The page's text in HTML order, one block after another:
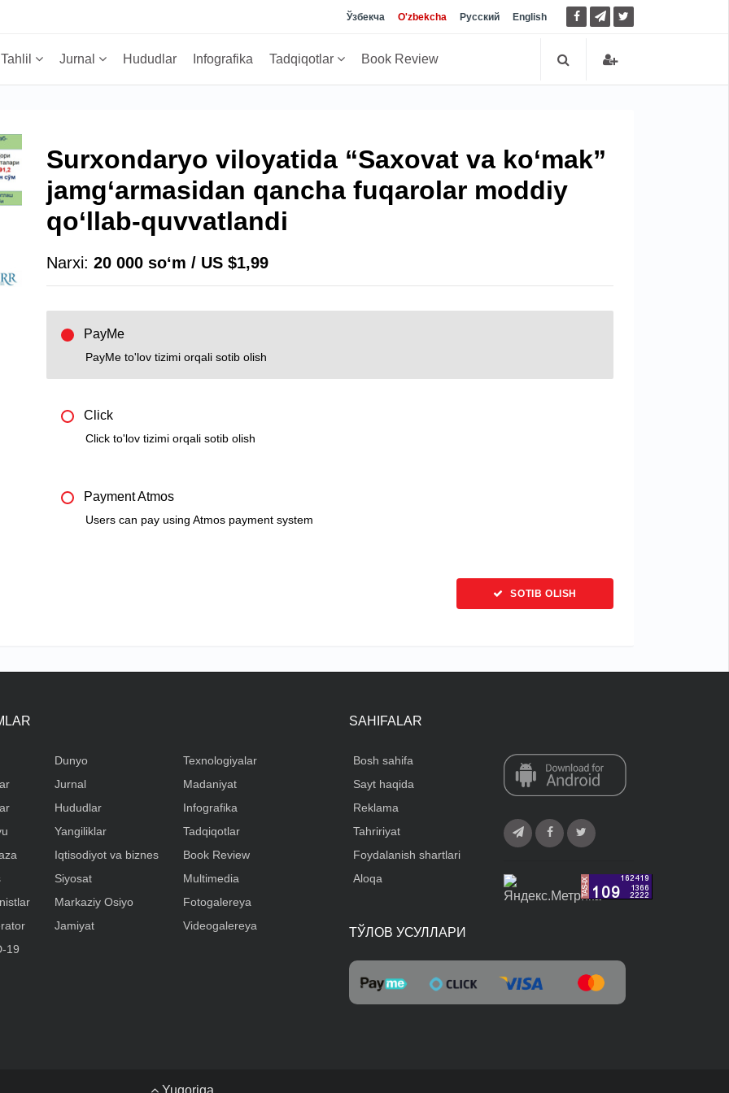
Ўзбекча O'zbekcha Русский English
Tahlil Jurnal Hududlar Infografika Tadqiqotlar Book Review
Surxondaryo viloyatida “Saxovat va ko‘mak”
jamg‘armasidan qancha fuqarolar moddiy
qo‘llab-quvvatlandi
Narxi:20 000 soʻm / US $1,99
PayMe
PayMe to'lov tizimi orqali sotib olish
Click
Click to'lov tizimi orqali sotib olish
Payment Atmos
Users can pay using Atmos payment system
SOTIB OLISH
Dunyo
Jurnal
Hududlar
Yangiliklar
Iqtisodiyot va biznes
Siyosat
Markaziy Osiyo
Jamiyat
Texnologiyalar
Madaniyat
Infografika
Tadqiqotlar
Book Review
Multimedia
Fotogalereya
Videogalereya
19
SAHIFALAR
Bosh sahifa
Sayt haqida
Reklama
Tahririyat
Foydalanish shartlari
Aloqa
ТЎЛОВ УСУЛЛАРИ